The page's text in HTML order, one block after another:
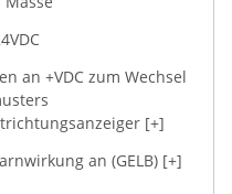
an +VDC zum Wechsel
[+]
an (GELB) [+]